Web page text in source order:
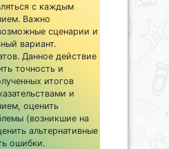
с каждым
Важно
сценарии и
вариант.
Данное действие
точность и
итогов
и
оценить
(возникшие на
альтернативные
ошибки.